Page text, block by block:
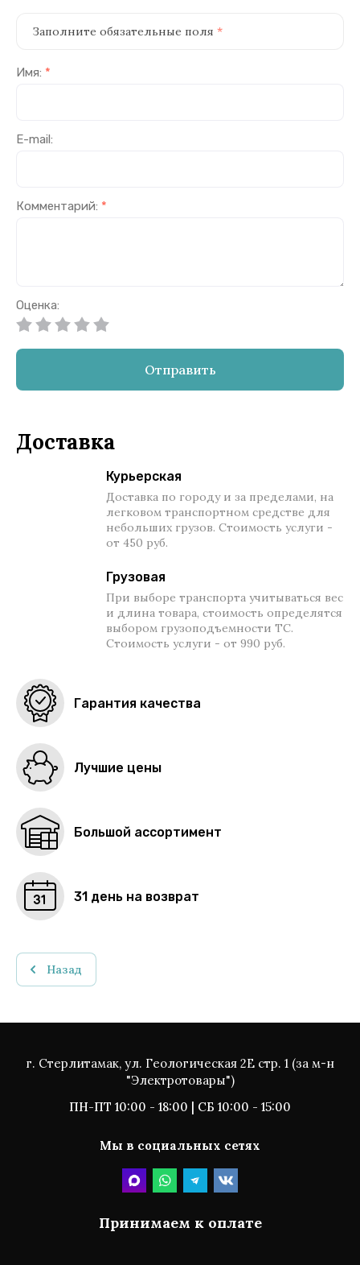
Заполните обязательные поля *
Имя: *
E-mail:
Комментарий: *
Оценка:
Отправить
Доставка
Курьерская
Доставка по городу и за пределами, на
легковом транспортном средстве для
небольших грузов. Стоимость услуги -
от 450 руб.
Грузовая
При выборе транспорта учитываться вес
и длина товара, стоимость определятся
выбором грузоподъемности ТС.
Стоимость услуги - от 990 руб.
Гарантия качества
Лучшие цены
Большой ассортимент
31 день на возврат
Назад
г. Стерлитамак, ул. Геологическая 2Е стр. 1 (за м-н
"Электротовары")
ПН-ПТ 10:00 - 18:00 | СБ 10:00 - 15:00
Принимаем к оплате
Мы в социальных сетях